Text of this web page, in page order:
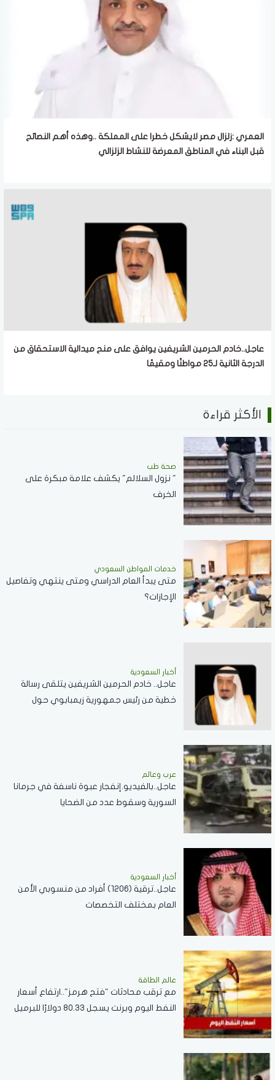
العمري :زلزال مصر لايشكل خطرا على المملكة ..وهذه أهم النصائح
قبل البناء في المناطق المعرضة للنشاط الزلزالي
عاجل..خادم الحرمين الشريفين يوافق على منح ميدالية الاستحقاق من
الدرجة الثانية لـ25 مواطنًا ومقيمًا
الأكثر قراءة
صحة طب
" نزول السلالم" يكشف علامة مبكرة على
الخرف
خدمات المواطن السعودي
‏متى يبدأ العام الدراسي ومتى ينتهي وتفاصيل
الإجازات؟
أخبار السعودية
عاجل.. خادم الحرمين الشريفين يتلقى رسالة
خطية من رئيس جمهورية زيمبابوي حول
عرب وعالم
عاجل..بالفيديو.إنفجار عبوة ناسفة في جرمانا
السورية وسقوط عدد من الضحايا
أخبار السعودية
عاجل..ترقية (1206) أفراد من منسوبي الأمن
العام بمختلف التخصصات
عالم الطاقة
مع ترقب محادثات "فتح هرمز"..ارتفاع أسعار
النفط اليوم وبرنت يسجل 80.33 دولارًا للبرميل